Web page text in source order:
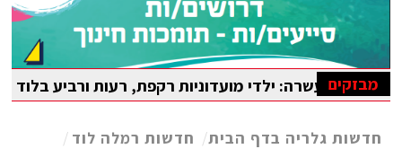
מבזקים
ילדי מועדוניות רקפת, רעות ורביע בלוד נהנו מקייטנת
חדשות גלריה בדף הבית/ חדשות רמלה לוד /